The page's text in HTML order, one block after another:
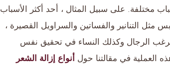
مختلفة. على سبيل المثال ، أحد أكثر الأسباب
مثل التنانير والفساتين والسراويل القصيرة ،
يرغب الرجال وكذلك النساء في تحقيق نفس
في مقالتنا حول أنواع إزالة الشعر